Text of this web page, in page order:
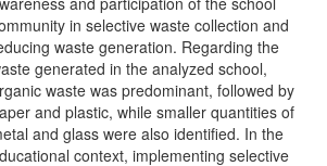
in selective waste collection and
waste generation. Regarding the
generated in the analyzed school,
waste was predominant, followed by
and plastic, while smaller quantities of
and glass were also identified. In the
context, implementing selective